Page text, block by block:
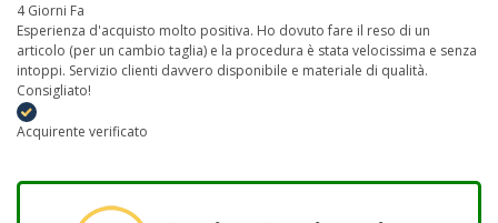
4 Giorni Fa
Esperienza d'acquisto molto positiva. Ho dovuto fare il reso di un
articolo (per un cambio taglia) e la procedura è stata velocissima e senza
intoppi. Servizio clienti davvero disponibile e materiale di qualità.
Consigliato!
Acquirente verificato